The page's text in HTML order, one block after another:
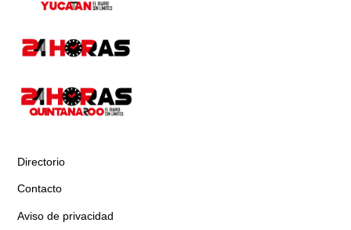
Directorio
Contacto
Aviso de privacidad